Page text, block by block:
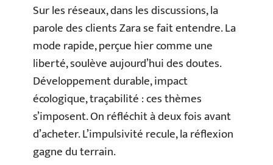
Sur les réseaux, dans les discussions, la
parole des clients Zara se fait entendre. La
mode rapide, perçue hier comme une
liberté, soulève aujourd’hui des doutes.
Développement durable, impact
écologique, traçabilité : ces thèmes
s’imposent. On réfléchit à deux fois avant
d’acheter. L’impulsivité recule, la réflexion
gagne du terrain.